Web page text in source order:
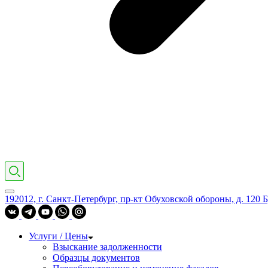
192012, г. Санкт-Петербург, пр-кт Обуховской обороны, д. 120
Услуги / Цены
Взыскание задолженности
Образцы документов